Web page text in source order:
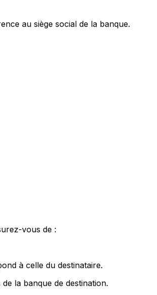
au siège social de la banque.
vous de :
à celle du destinataire.
la banque de destination.